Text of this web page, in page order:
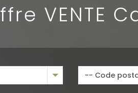
VENTE
-- Code